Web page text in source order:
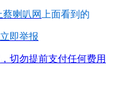
喇叭网 上面看到的
即举报
切勿提前支付任何费用